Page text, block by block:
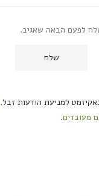
לפעם הבאה שאגיב.
למניעת הודעות זבל.
מעובדים.